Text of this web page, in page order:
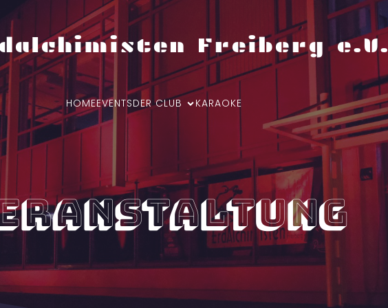
Freiberg e.V.
HOMEEVENTSDER CLUB KARAOKE